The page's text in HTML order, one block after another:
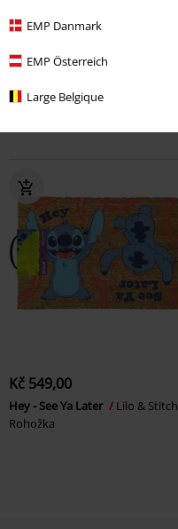
EMP Danmark
EMP Österreich
Large Belgique
Welcome
Jurassic Park
Rohožka
Kč 549,00
Hey - See Ya Later
Lilo & Stitch
Rohožka